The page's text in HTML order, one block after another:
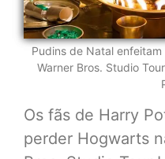
Pudins de Natal
Warner Bros. Studio
Os fãs de Harry
perder Hogwarts